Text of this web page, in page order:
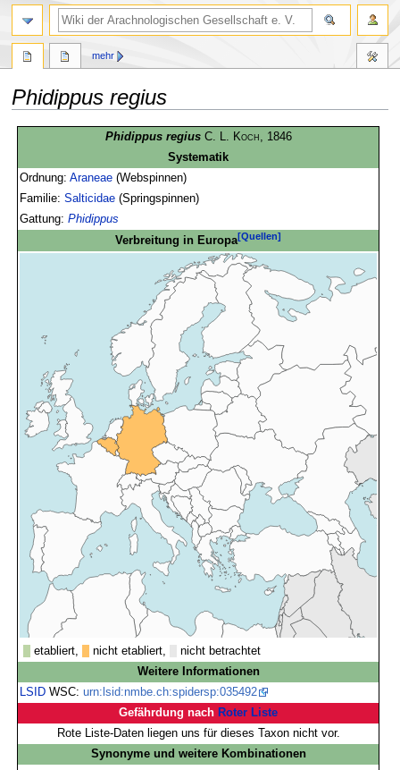
Phidippus regius
springen
springen
Phidippus regius C. L. Koch , 1846
Systematik
Ordnung:Araneae (Webspinnen)
Familie:Salticidae (Springspinnen)
Gattung:Phidippus
Verbreitung in Europa[Quellen]
etabliert, nicht etabliert,
nicht betrachtet
Weitere Informationen
LSID WSC:urn:lsid:nmbe.ch:spidersp:035492
Gefährdung nach Roter Liste
Rote Liste-Daten liegen uns für dieses Taxon nicht vor.
Synonyme und weitere Kombinationen
mehr